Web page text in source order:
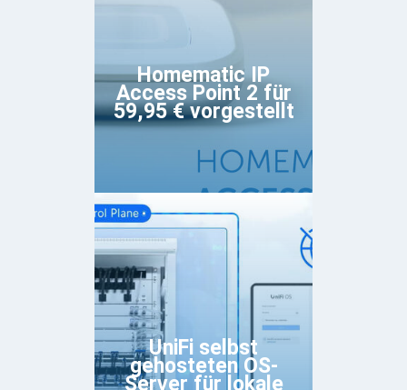
Homematic IP
Access Point 2 für
59,95 € vorgestellt
UniFi selbst
gehosteten OS-
Server für lokale